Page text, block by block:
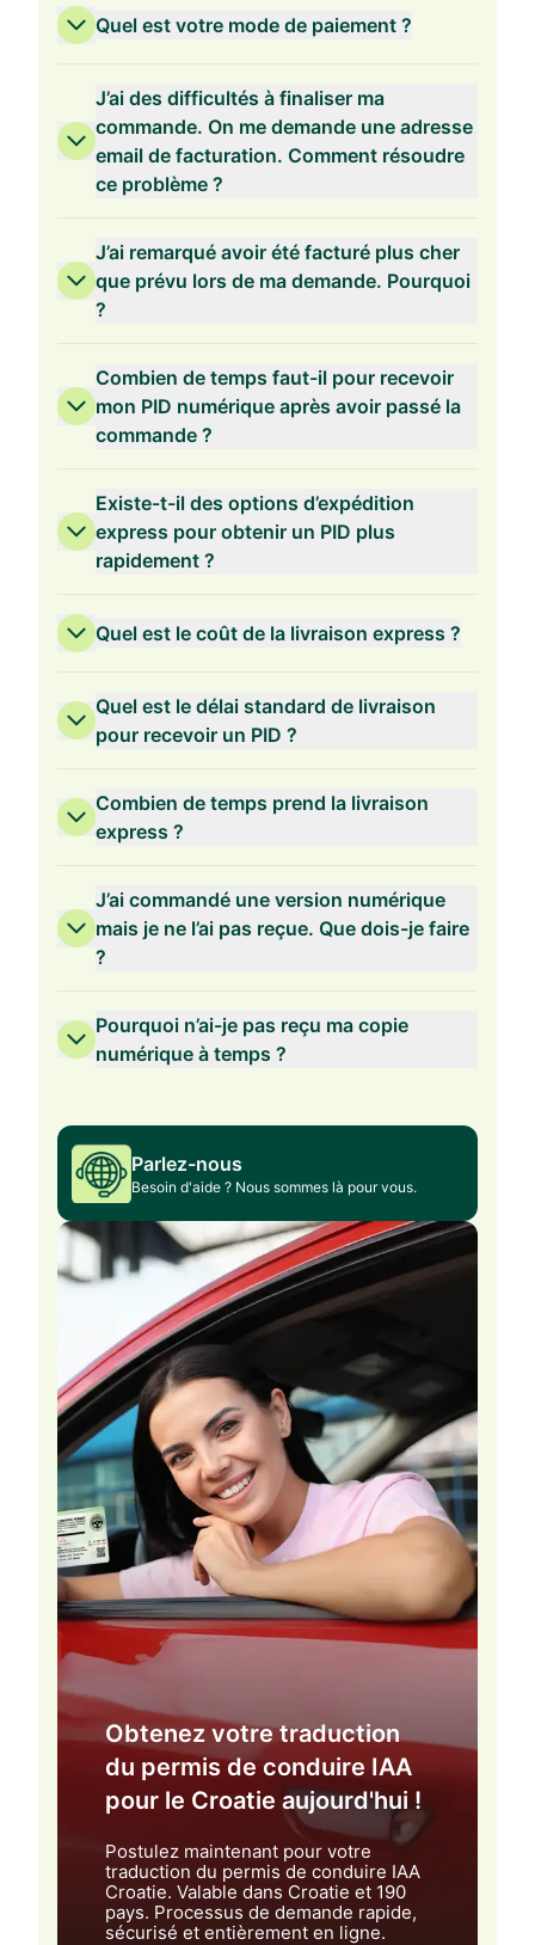
Validité de 3 ans
Validité de 2 ans
Validité de 1 an
Quel est votre mode de paiement ?
J’ai des difficultés à finaliser ma
commande. On me demande une adresse
email de facturation. Comment résoudre
ce problème ?
J’ai remarqué avoir été facturé plus cher
que prévu lors de ma demande. Pourquoi
?
Combien de temps faut-il pour recevoir
mon PID numérique après avoir passé la
commande ?
Existe-t-il des options d’expédition
express pour obtenir un PID plus
rapidement ?
Quel est le coût de la livraison express ?
Quel est le délai standard de livraison
pour recevoir un PID ?
Combien de temps prend la livraison
express ?
J’ai commandé une version numérique
mais je ne l’ai pas reçue. Que dois-je faire
?
Pourquoi n’ai-je pas reçu ma copie
numérique à temps ?
Parlez-nous
Besoin d'aide ? Nous sommes là pour vous.
Obtenez votre traduction
du permis de conduire IAA
pour le Croatie aujourd'hui !
Postulez maintenant pour votre
traduction du permis de conduire IAA
Croatie. Valable dans Croatie et 190
pays. Processus de demande rapide,
sécurisé et entièrement en ligne.